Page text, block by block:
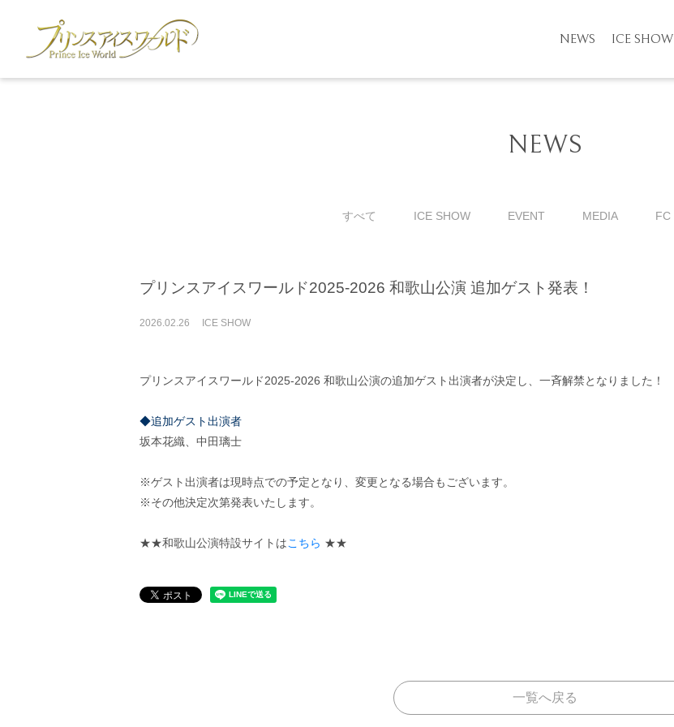
NEWS ICE SHOW
NEWS
すべて ICE SHOW EVENT MEDIA FC
プリンスアイスワールド2025-2026 和歌山公演 追加ゲスト発表！
2026.02.26 ICE SHOW
プリンスアイスワールド2025-2026 和歌山公演の追加ゲスト出演者が決定し、一斉解禁となりました！
◆追加ゲスト出演者
坂本花織、中田璃士
※ゲスト出演者は現時点での予定となり、変更となる場合もございます。
※その他決定次第発表いたします。
★★和歌山公演特設サイトはこちら ★★
一覧へ戻る